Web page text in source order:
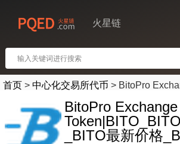
火星链
首页 > 中心化交易所代币 > BitoPro
BitoPro Exchange
_BITO最新价格